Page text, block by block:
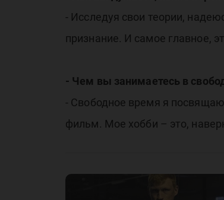
- Исследуя свои теории,
признание. И самое главное,
- Чем вы занимаетесь в
- Свободное время я
фильм. Мое хобби – это,